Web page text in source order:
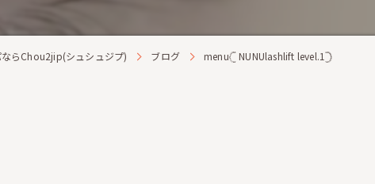
らChou2jip(シュシュジプ) ブログ menu𓊆 NUNUlashlift level.1𓊇